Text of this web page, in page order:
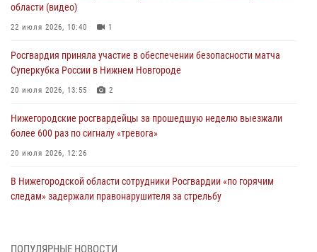
области (видео)
22 июля 2026, 10:40 1
Росгвардия приняла участие в обеспечении безопасности матча
Суперкубка России в Нижнем Новгороде
20 июля 2026, 13:55 2
Нижегородские росгвардейцы за прошедшую неделю выезжали
более 600 раз по сигналу «тревога»
20 июля 2026, 12:26
В Нижегородской области сотрудники Росгвардии «по горячим
следам» задержали правонарушителя за стрельбу
В Нижегородской области продолжаются мероприятия в рамках
ПОПУЛЯРНЫЕ НОВОСТИ